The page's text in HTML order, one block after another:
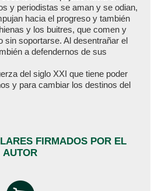
y periodistas se aman y se odian,
hacia el progreso y también
y los buitres, que comen y
sin soportarse. Al desentrañar el
a defendernos de sus
del siglo XXI que tiene poder
y para cambiar los destinos del
FIRMADOS POR EL
AUTOR